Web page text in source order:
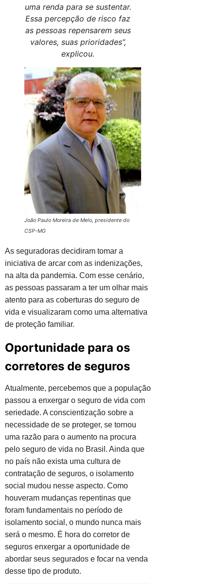
uma renda para se sustentar.
Essa percepção de risco faz
as pessoas repensarem seus
valores, suas prioridades”,
explicou.
João Paulo Moreira de Melo, presidente do
CSP-MG
As seguradoras decidiram tomar a
iniciativa de arcar com as indenizações,
na alta da pandemia. Com esse cenário,
as pessoas passaram a ter um olhar mais
atento para as coberturas do seguro de
vida e visualizaram como uma alternativa
de proteção familiar.
Oportunidade para os
corretores de seguros
Atualmente, percebemos que a população
passou a enxergar o seguro de vida com
seriedade. A conscientização sobre a
necessidade de se proteger, se tornou
uma razão para o aumento na procura
pelo seguro de vida no Brasil. Ainda que
no país não exista uma cultura de
contratação de seguros, o isolamento
social mudou nesse aspecto. Como
houveram mudanças repentinas que
foram fundamentais no período de
isolamento social, o mundo nunca mais
será o mesmo. É hora do corretor de
seguros enxergar a oportunidade de
abordar seus segurados e focar na venda
desse tipo de produto.